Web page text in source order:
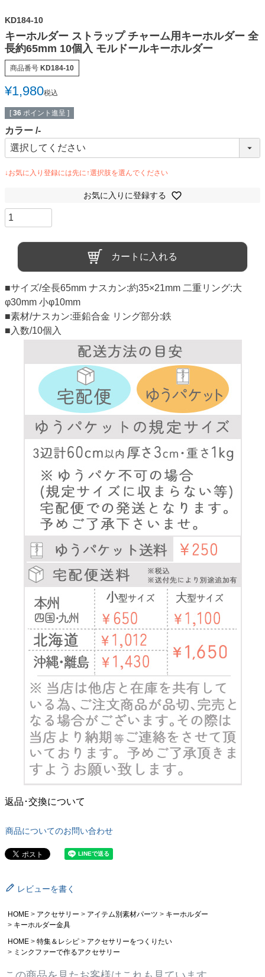
KD184-10
キーホルダー ストラップ チャーム用キーホルダー 全
長約65mm 10個入 モルドールキーホルダー
商品番号 KD184-10
¥1,980税込
[ 36 ポイント進呈 ]
カラー -
お気に入りに登録する
カートに入れる
■サイズ/全長65mm ナスカン:約35×21mm 二重リング:大
φ30mm 小φ10mm
■素材/ナスカン:亜鉛合金 リング部分:鉄
■入数/10個入
返品･交換について
商品についてのお問い合わせ
レビューを書く
HOME アクセサリー アイテム別素材パーツ
キーホルダー
キーホルダー金具
HOME
特集＆レシピ
アクセサリーをつくりたい
ミンクファーで作るアクセサリー